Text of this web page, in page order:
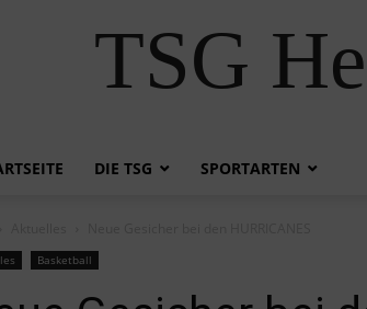
TSG
DIE TSG SPORTARTEN
Basketball